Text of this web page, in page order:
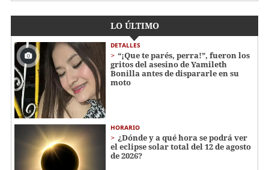
LO ÚLTIMO
DETALLES
“¡Que te parés, perra!”, fueron los
gritos del asesino de Yamileth
Bonilla antes de dispararle en su
moto
HORARIO
¿Dónde y a qué hora se podrá ver
el eclipse solar total del 12 de agosto
de 2026?